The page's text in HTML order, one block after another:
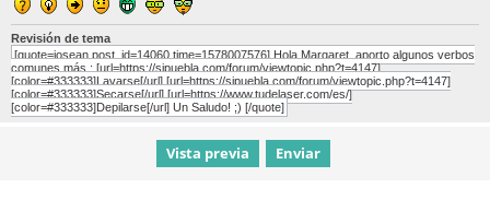
Revisión de tema
[quote=josean post_id=14060 time=1578007576] Hola Margaret, aporto algunos verbos
comunes más : [url=https://sipuebla.com/forum/viewtopic.php?t=4147]
[color=#333333]Lavarse[/url] [url=https://sipuebla.com/forum/viewtopic.php?t=4147]
[color=#333333]Secarse[/url] [url=https://www.tudelaser.com/es/]
[color=#333333]Depilarse[/url] Un Saludo! ;) [/quote]